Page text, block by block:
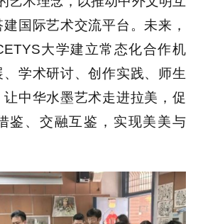
国际艺术交流平台。未来，
大学建立常态化合作机
学术研讨、创作实践、师生
中华水墨艺术走进拉美，促
鉴、交融互鉴，实现美美与